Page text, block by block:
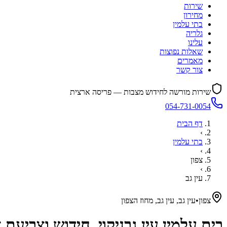
שירות
מחירון
בתי עלמין
גלריה
עלינו
שאלות נפוצות
מאמרים
צור קשר
שירות מורשה לחידוש מצבות — פריסה ארצית
054-731-0054
דף הבית
›
בתי עלמין
›
צפון
›
עין גב
צפון•עין גב, עין גב, מחוז הצפון